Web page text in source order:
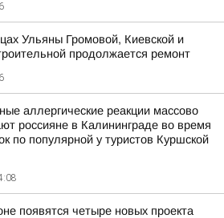
Ульяны Громовой, Киевской и
продолжается ремонт
аллергические реакции массово
россияне в Калининграде во время
по популярной у туристов Куршской
появятся четыре новых проекта